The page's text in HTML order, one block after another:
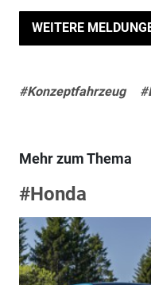
WEITERE
#Konzeptfahrzeug
Mehr zum Thema
#Honda